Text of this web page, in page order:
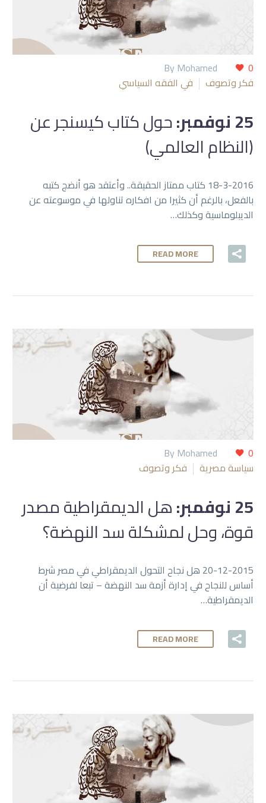
0
By Mohamed
فكر وتصوف
في الفقه السياسي
25 نوفمبر:
حول كتاب كيسنجر عن
(النظام العالمي)
18-3-2016 كتاب ممتاز الحقيقة.. وأعتقد هو أنضج كتبه
بالفعل، بالرغم أن كثيرا من افكاره تناولها في موسوعته عن
الديبلوماسية وكذلك…
READ MORE
0
By Mohamed
سياسة مصرية
فكر وتصوف
25 نوفمبر:
هل الديمقراطية مصدر
قوة، وحل لمشكلة سد النهضة؟
20-12-2015 هل نجاح التحول الديمقراطي في مصر شرط
أساس للنجاح في إدارة أزمة سد النهضة – تبعا لفرضية أن
الديمقراطية…
READ MORE